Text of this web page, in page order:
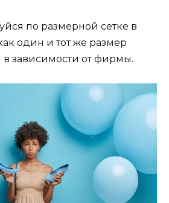
по размерной сетке в
один и тот же размер
в зависимости от фирмы.